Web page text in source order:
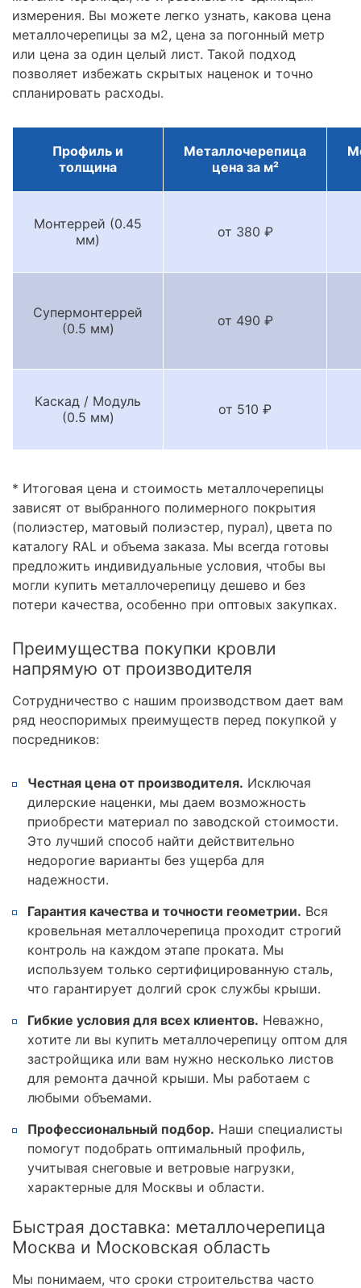
измерения. Вы можете легко узнать, какова цена
металлочерепицы за м2, цена за погонный метр
или цена за один целый лист. Такой подход
позволяет избежать скрытых наценок и точно
спланировать расходы.
Профиль и
толщина
Металлочерепица
цена за м²
Монтеррей (0.45
мм)
от 380 ₽
Супермонтеррей
(0.5 мм)
от 490 ₽
Каскад / Модуль
(0.5 мм)
от 510 ₽
* Итоговая цена и стоимость металлочерепицы
зависят от выбранного полимерного покрытия
(полиэстер, матовый полиэстер, пурал), цвета по
каталогу RAL и объема заказа. Мы всегда готовы
предложить индивидуальные условия, чтобы вы
могли купить металлочерепицу дешево и без
потери качества, особенно при оптовых закупках.
Преимущества покупки кровли
напрямую от производителя
Сотрудничество с нашим производством дает вам
ряд неоспоримых преимуществ перед покупкой у
посредников:
Честная цена от производителя. Исключая
дилерские наценки, мы даем возможность
приобрести материал по заводской стоимости.
Это лучший способ найти действительно
недорогие варианты без ущерба для
надежности.
Гарантия качества и точности геометрии. Вся
кровельная металлочерепица проходит строгий
контроль на каждом этапе проката. Мы
используем только сертифицированную сталь,
что гарантирует долгий срок службы крыши.
Гибкие условия для всех клиентов. Неважно,
хотите ли вы купить металлочерепицу оптом для
застройщика или вам нужно несколько листов
для ремонта дачной крыши. Мы работаем с
любыми объемами.
Профессиональный подбор. Наши специалисты
помогут подобрать оптимальный профиль,
учитывая снеговые и ветровые нагрузки,
характерные для Москвы и области.
Быстрая доставка: металлочерепица
Москва и Московская область
Мы понимаем, что сроки строительства часто